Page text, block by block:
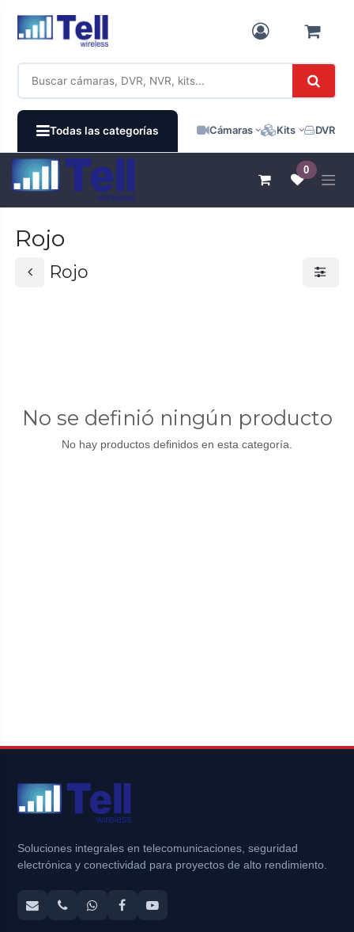
Todas las categorías Cámaras Kits DVR /
0
Rojo
Rojo
No se definió ningún producto
No hay productos definidos en esta categoría.
Soluciones integrales en telecomunicaciones, seguridad
electrónica y conectividad para proyectos de alto rendimiento.